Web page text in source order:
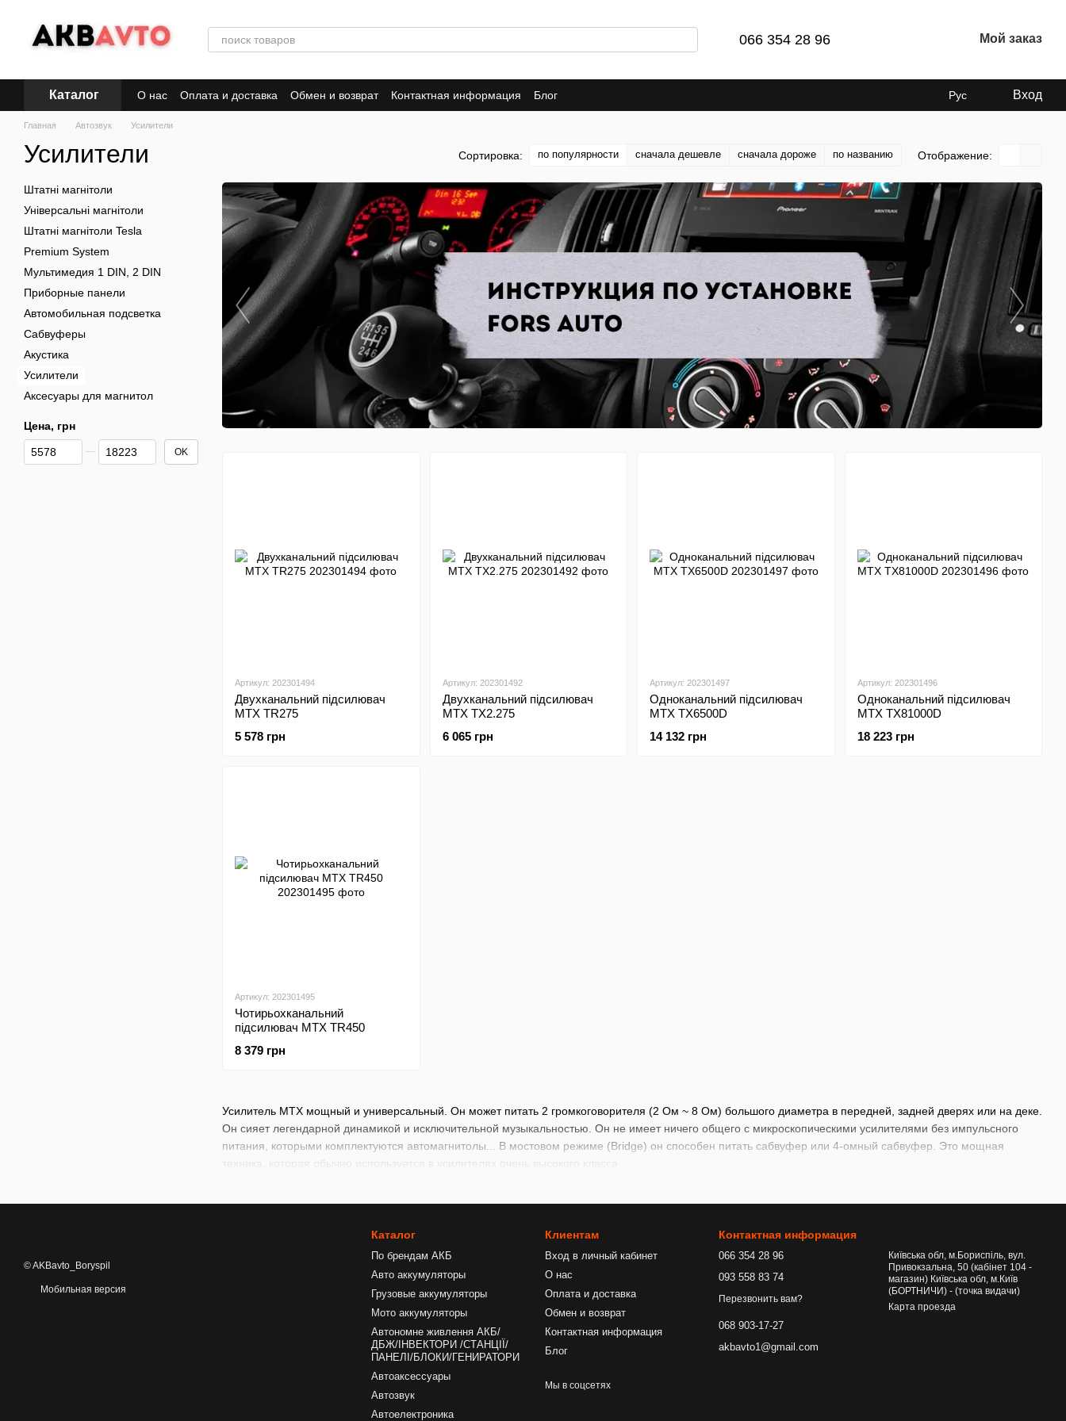
066 354 28 96 Мой заказ
Каталог О нас Оплата и доставка Обмен и возврат Контактная информация Блог Рус Вход
Главная Автозвук Усилители
Усилители Сортировка: по популярности сначала дешевле сначала дороже по названию Отображение:
Усилитель MTX мощный и универсальный. Он может питать 2 громкоговорителя (2 Ом ~ 8 Ом) большого диаметра в передней, задней дверях или на деке.
Он сияет легендарной динамикой и исключительной музыкальностью. Он не имеет ничего общего с микроскопическими усилителями без импульсного
питания, которыми комплектуются автомагнитолы... В мостовом режиме (Bridge) он способен питать сабвуфер или 4-омный сабвуфер. Это мощная
техника, которая обычно используется в усилителях очень высокого класса
Артикул: 202301494
Двухканальний підсилювач
MTX TR275
5 578 грн
Артикул: 202301492
Двухканальний підсилювач
MTX TX2.275
6 065 грн
Артикул: 202301497
Одноканальний підсилювач
MTX TX6500D
14 132 грн
Артикул: 202301496
Одноканальний підсилювач
MTX TX81000D
18 223 грн
Артикул: 202301495
Чотирьохканальний
підсилювач MTX TR450
8 379 грн
Штатні магнітоли
Універсальні магнітоли
Штатні магнітоли Tesla
Premium System
Мультимедия 1 DIN, 2 DIN
Приборные панели
Автомобильная подсветка
Сабвуферы
Акустика
Усилители
Аксесуары для магнитол
Цена, грн
От Цена, грн
До Цена, грн OK
© AKBavto_Boryspil
Мобильная версия
Каталог
По брендам АКБ
Авто аккумуляторы
Грузовые аккумуляторы
Мото аккумуляторы
Автономне живлення АКБ/
ДБЖ/ІНВЕКТОРИ /СТАНЦІЇ/
ПАНЕЛІ/БЛОКИ/ГЕНИРАТОРИ
Автоаксессуары
Автозвук
Автоелектроника
Клиентам
Вход в личный кабинет
О нас
Оплата и доставка
Обмен и возврат
Контактная информация
Блог
Мы в соцсетях
Контактная информация
066 354 28 96
093 558 83 74
Перезвонить вам?
068 903-17-27
akbavto1@gmail.com
Київська обл, м.Бориспіль, вул.
Привокзальна, 50 (кабінет 104 -
магазин) Київська обл, м.Київ
(БОРТНИЧИ) - (точка видачи)
Карта проезда